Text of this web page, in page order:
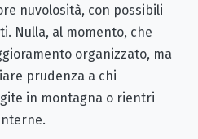
nuvolosità, con possibili
Nulla, al momento, che
organizzato, ma
prudenza a chi
in montagna o rientri